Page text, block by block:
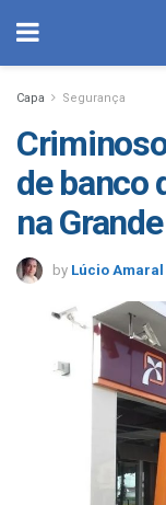
Capa Segurança
de banco
na
by Lúcio Amaral